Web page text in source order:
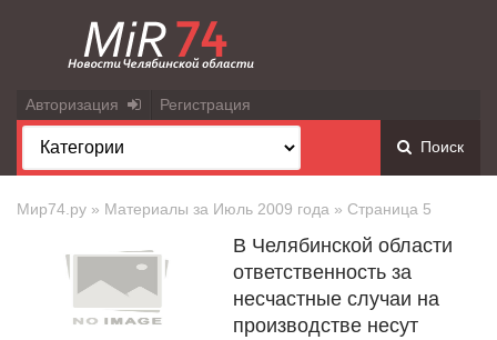
Авторизация Регистрация
Поиск
Мир74.ру » Материалы за Июль 2009 года » Страница 5
В Челябинской области
ответственность за
несчастные случаи на
производстве несут